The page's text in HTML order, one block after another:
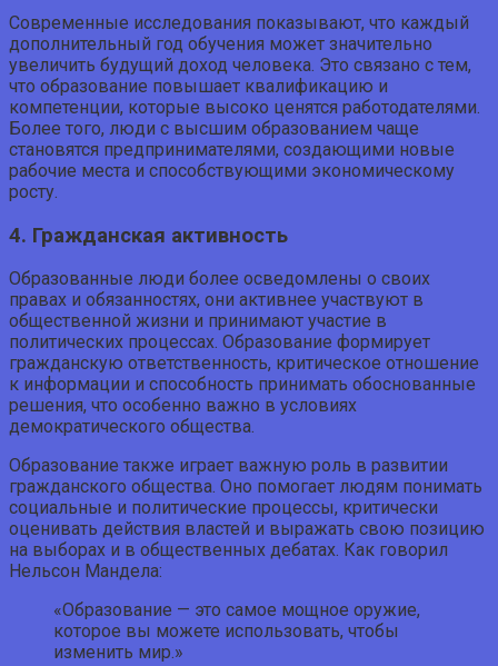
Современные исследования показывают, что каждый
дополнительный год обучения может значительно
увеличить будущий доход человека. Это связано с тем,
что образование повышает квалификацию и
компетенции, которые высоко ценятся работодателями.
Более того, люди с высшим образованием чаще
становятся предпринимателями, создающими новые
рабочие места и способствующими экономическому
росту.
4. Гражданская активность
Образованные люди более осведомлены о своих
правах и обязанностях, они активнее участвуют в
общественной жизни и принимают участие в
политических процессах. Образование формирует
гражданскую ответственность, критическое отношение
к информации и способность принимать обоснованные
решения, что особенно важно в условиях
демократического общества.
Образование также играет важную роль в развитии
гражданского общества. Оно помогает людям понимать
социальные и политические процессы, критически
оценивать действия властей и выражать свою позицию
на выборах и в общественных дебатах. Как говорил
Нельсон Мандела:
«Образование — это самое мощное оружие,
которое вы можете использовать, чтобы
изменить мир.»